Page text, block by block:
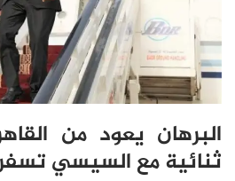
البرهان يعود من
ثنائية مع السيسي